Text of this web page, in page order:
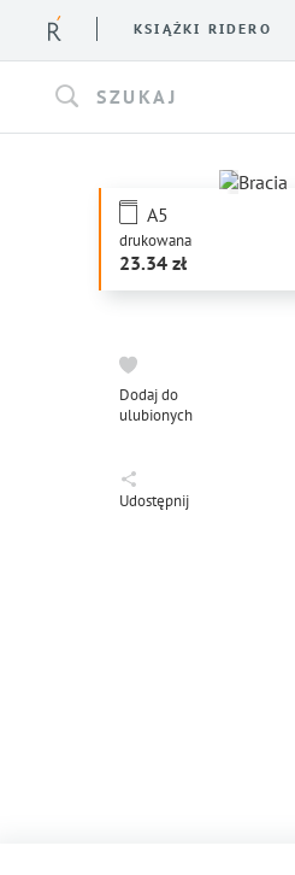
KSIĄŻKI RIDERO
SZUKAJ
drukowana
A5
23.34
Dodaj do
ulubionych
Udostępnij